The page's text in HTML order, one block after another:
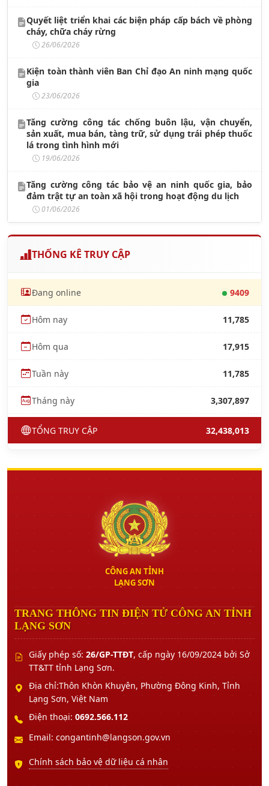
Quyết liệt triển khai các biện pháp cấp bách về phòng
cháy, chữa cháy rừng
26/06/2026
Kiện toàn thành viên Ban Chỉ đạo An ninh mạng quốc
gia
23/06/2026
Tăng cường công tác chống buôn lậu, vận chuyển,
sản xuất, mua bán, tàng trữ, sử dụng trái phép thuốc
lá trong tình hình mới
19/06/2026
Tăng cường công tác bảo vệ an ninh quốc gia, bảo
đảm trật tự an toàn xã hội trong hoạt động du lịch
01/06/2026
THỐNG KÊ TRUY CẬP
Đang online 9409
Hôm nay 11,785
Hôm qua 17,915
Tuần này 11,785
Tháng này 3,307,897
TỔNG TRUY CẬP 32,438,013
CÔNG AN TỈNH
LẠNG SƠN
TRANG THÔNG TIN ĐIỆN TỬ CÔNG AN TỈNH
LẠNG SƠN
Giấy phép số: 26/GP-TTĐT, cấp ngày 16/09/2024 bởi Sở
TT&TT tỉnh Lạng Sơn.
Địa chỉ:Thôn Khòn Khuyên, Phường Đông Kinh, Tỉnh
Lạng Sơn, Việt Nam
Điện thoại: 0692.566.112
Email: congantinh@langson.gov.vn
Chính sách bảo vệ dữ liệu cá nhân